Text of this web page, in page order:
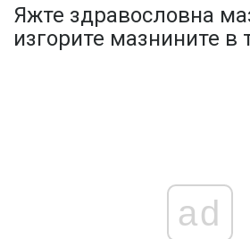
Яжте здравословна
изгорите мазнините в
ad